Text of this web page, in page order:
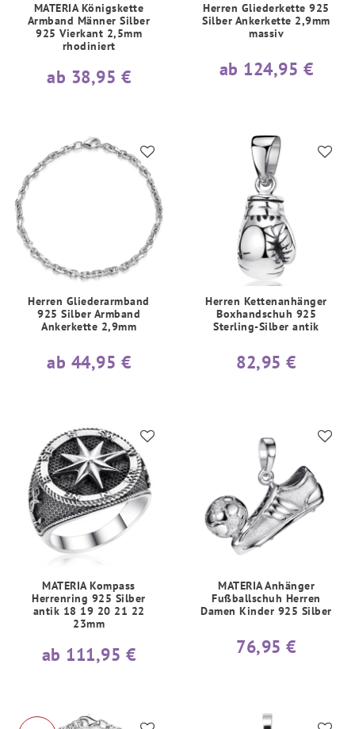
MATERIA Königskette
Armband Männer Silber
925 Vierkant 2,5mm
rhodiniert
ab 38,95 €
Herren Gliederkette 925
Silber Ankerkette 2,9mm
massiv
ab 124,95 €
Herren Gliederarmband
925 Silber Armband
Ankerkette 2,9mm
ab 44,95 €
Herren Kettenanhänger
Boxhandschuh 925
Sterling-Silber antik
82,95 €
MATERIA Kompass
Herrenring 925 Silber
antik 18 19 20 21 22
23mm
ab 111,95 €
MATERIA Anhänger
Fußballschuh Herren
Damen Kinder 925 Silber
76,95 €